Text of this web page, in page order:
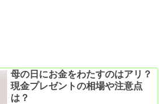
母の日にお金をわたすのはアリ？
現金プレゼントの相場や注意点
は？